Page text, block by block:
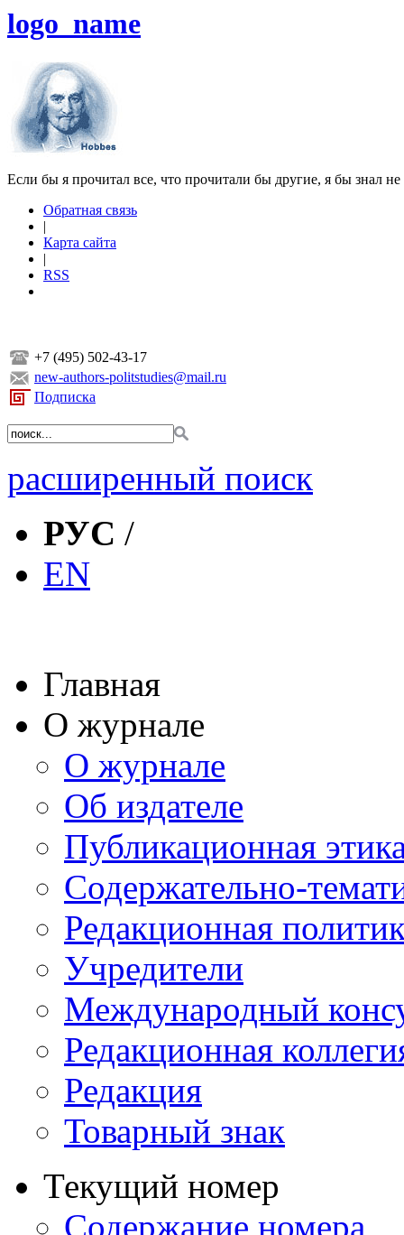
logo_name
Если бы я прочитал все, что прочитали бы другие, я бы знал
Обратная связь
|
Карта сайта
|
RSS
+7 (495) 502-43-17
new-authors-politstudies@mail.ru
Подписка
расширенный поиск
РУС /
EN
Главная
О журнале
О журнале
Об издателе
Публикационная
Содержательно-
Редакционная
Учредители
Международный
Редакционная
Редакция
Товарный знак
Текущий номер
Содержание номера